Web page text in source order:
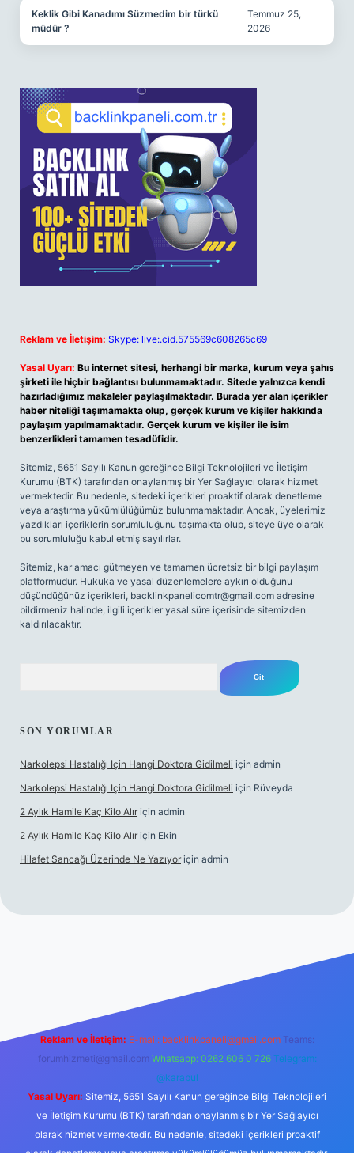
Keklik Gibi Kanadımı Süzmedim bir türkü
müdür ?
Temmuz 25,
2026
Reklam ve İletişim: Skype: live:.cid.575569c608265c69
Yasal Uyarı: Bu internet sitesi, herhangi bir marka, kurum veya şahıs
şirketi ile hiçbir bağlantısı bulunmamaktadır. Sitede yalnızca kendi
hazırladığımız makaleler paylaşılmaktadır. Burada yer alan içerikler
haber niteliği taşımamakta olup, gerçek kurum ve kişiler hakkında
paylaşım yapılmamaktadır. Gerçek kurum ve kişiler ile isim
benzerlikleri tamamen tesadüfidir.
Sitemiz, 5651 Sayılı Kanun gereğince Bilgi Teknolojileri ve İletişim
Kurumu (BTK) tarafından onaylanmış bir Yer Sağlayıcı olarak hizmet
vermektedir. Bu nedenle, sitedeki içerikleri proaktif olarak denetleme
veya araştırma yükümlülüğümüz bulunmamaktadır. Ancak, üyelerimiz
yazdıkları içeriklerin sorumluluğunu taşımakta olup, siteye üye olarak
bu sorumluluğu kabul etmiş sayılırlar.
Sitemiz, kar amacı gütmeyen ve tamamen ücretsiz bir bilgi paylaşım
platformudur. Hukuka ve yasal düzenlemelere aykırı olduğunu
düşündüğünüz içerikleri, backlinkpanelicomtr@gmail.com adresine
bildirmeniz halinde, ilgili içerikler yasal süre içerisinde sitemizden
kaldırılacaktır.
SON YORUMLAR
Narkolepsi Hastalığı Için Hangi Doktora Gidilmeli için admin
Narkolepsi Hastalığı Için Hangi Doktora Gidilmeli için Rüveyda
2 Aylık Hamile Kaç Kilo Alır için admin
2 Aylık Hamile Kaç Kilo Alır için Ekin
Hilafet Sancağı Üzerinde Ne Yazıyor için admin
Reklam ve İletişim: E-mail: backlinkpaneli@gmail.com Teams:
forumhizmeti@gmail.com Whatsapp: 0262 606 0 726 Telegram:
@karabul
Yasal Uyarı: Sitemiz, 5651 Sayılı Kanun gereğince Bilgi Teknolojileri
ve İletişim Kurumu (BTK) tarafından onaylanmış bir Yer Sağlayıcı
olarak hizmet vermektedir. Bu nedenle, sitedeki içerikleri proaktif